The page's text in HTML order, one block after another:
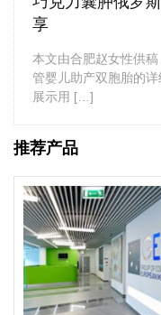
享
本文由合肥赵女性供
管婴儿助产双胞胎的
展示用 […]
推荐产品